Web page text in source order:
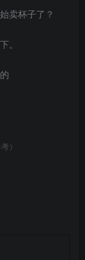
卖杯子了？
。
的
）